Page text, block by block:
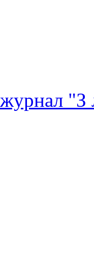
"З